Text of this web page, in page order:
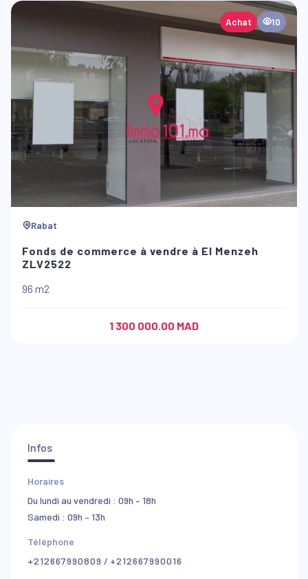
Achat 10
Rabat
Fonds de commerce à vendre à El Menzeh
ZLV2522
96 m2
1 300 000.00 MAD
Infos
Horaires
Du lundi au vendredi : 09h – 18h
Samedi : 09h – 13h
Téléphone
+212667990809 / +212667990016